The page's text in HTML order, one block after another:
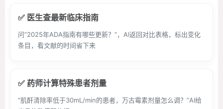
✅ 医生查最新临床指南
问“2025年ADA指南有哪些更新？”，AI返回对比表格，标出变化
条目，看文献的时间省下来
✅ 药师计算特殊患者剂量
“肌酐清除率低于30mL/min的患者，万古霉素剂量怎么调？”AI给